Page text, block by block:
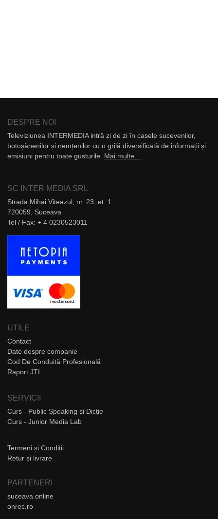
DESPRE NOI
Televiziunea INTERMEDIA intră zi de zi în casele sucevenilor,
botoșănenilor și nemțenilor cu o grilă diversificată de informații și
emisiuni pentru toate gusturile. Mai multe...
SC INTER MEDIA SRL
Strada Mihai Viteazul, nr. 23, et. 1
720059, Suceava
Tel / Fax: + 4 0230523011
UTILE
Contact
Date despre companie
Cod De Conduită Profesională
Raport JTI
SERVICII
Curs - Public Speaking și Dicție
Curs - Junior Media Lab
Termeni și Condiții
Retur și livrare
PARTENERI
suceava.online
onrec.ro